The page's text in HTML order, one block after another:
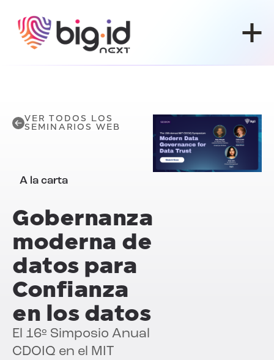
VER TODOS LOS
SEMINARIOS WEB
A la carta
Gobernanza
moderna de
datos para
Confianza
en los datos
El 16º Simposio Anual
CDOIQ en el MIT